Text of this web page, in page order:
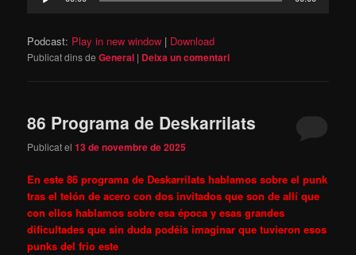
d'àudio
Podcast: Play in new window | Download
Publicat dins de General | Deixa un comentari
86 Programa de Deskarrilats
Publicat el13 de novembre de 2025
En este 86 programa de Deskarrilats hablamos sobre el punk
tras el telón de acero con dos invitados que son de allí que
con ellos hablamos sobre esa época y esas grandes
dificultades que sin duda podéis imaginar que tuvieron esos
punks del frio este